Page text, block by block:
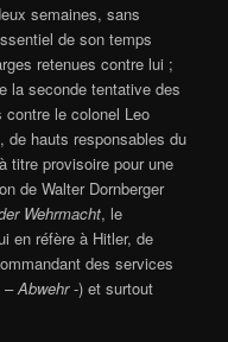
semaines, sans
de son temps
retenues contre lui ;
la seconde tentative des
le colonel Leo
de hauts responsables du
titre provisoire pour une
de Walter Dornberger
Wehrmacht, le
en réfère à Hitler, de
des services
–Abwehr-) et surtout